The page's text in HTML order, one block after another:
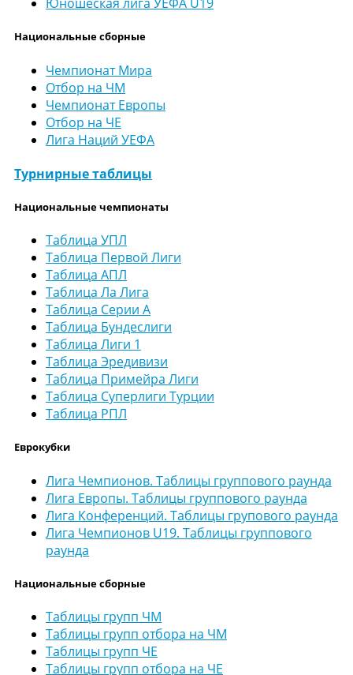
Национальные сборные
Чемпионат Мира
Отбор на ЧМ
Чемпионат Европы
Отбор на ЧЕ
Лига Наций УЕФА
Турнирные таблицы
Национальные чемпионаты
Таблица УПЛ
Таблица Первой Лиги
Таблица АПЛ
Таблица Ла Лига
Таблица Серии А
Таблица Бундеслиги
Таблица Лиги 1
Таблица Эредивизи
Таблица Примейра Лиги
Таблица Суперлиги Турции
Таблица РПЛ
Еврокубки
Лига Чемпионов. Таблицы группового раунда
Лига Европы. Таблицы группового раунда
Лига Конференций. Таблицы групового раунда
Лига Чемпионов U19. Таблицы группового
раунда
Национальные сборные
Таблицы групп ЧМ
Таблицы групп отбора на ЧМ
Таблицы групп ЧЕ
Таблицы групп отбора на ЧЕ